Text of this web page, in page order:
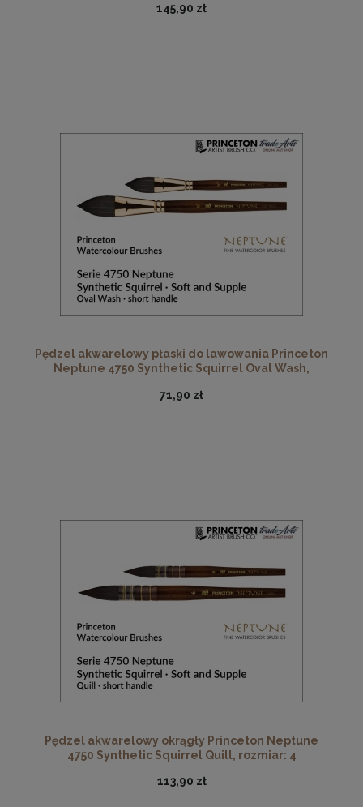
145,90 zł
Pędzel akwarelowy płaski do lawowania Princeton
Neptune 4750 Synthetic Squirrel Oval Wash,
71,90 zł
Pędzel akwarelowy okrągły Princeton Neptune
4750 Synthetic Squirrel Quill, rozmiar: 4
113,90 zł